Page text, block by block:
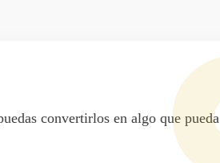
convertirlos en algo que pueda